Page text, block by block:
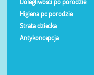
Dolegliwości po porodzie
Higiena po porodzie
Strata dziecka
Antykoncepcja